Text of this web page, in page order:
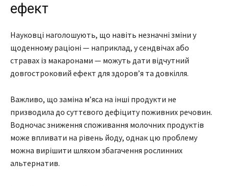
ефект
Науковці наголошують, що навіть незначні зміни у
щоденному раціоні — наприклад, у сендвічах або
стравах із макаронами — можуть дати відчутний
довгостроковий ефект для здоров’я та довкілля.
Важливо, що заміна м’яса на інші продукти не
призводила до суттєвого дефіциту поживних речовин.
Водночас зниження споживання молочних продуктів
може впливати на рівень йоду, однак цю проблему
можна вирішити шляхом збагачення рослинних
альтернатив.